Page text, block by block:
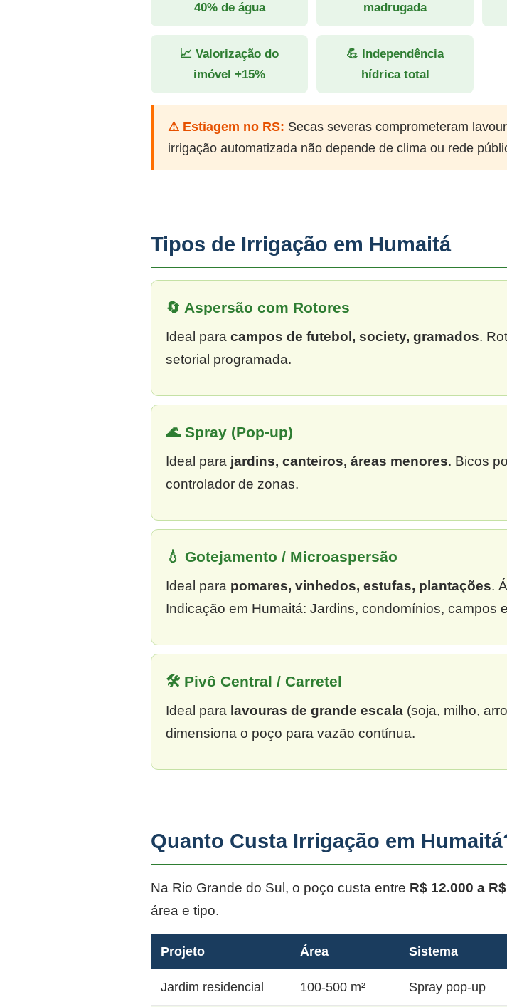
40% de água
madrugada
📈 Valorização do
imóvel +15%
💪 Independência
hídrica total
⚠ Estiagem no RS: Secas severas comprometeram
irrigação automatizada não depende de clima ou rede
Tipos de Irrigação em Humaitá
🔄 Aspersão com Rotores
Ideal para campos de futebol, society, gramados.
setorial programada.
🌊 Spray (Pop-up)
Ideal para jardins, canteiros, áreas menores. Bicos
controlador de zonas.
💧 Gotejamento / Microaspersão
Ideal para pomares, vinhedos, estufas, plantações.
Indicação em Humaitá: Jardins, condomínios, campos
🛠 Pivô Central / Carretel
Ideal para lavouras de grande escala (soja, milho,
dimensiona o poço para vazão contínua.
Quanto Custa Irrigação em
Na Rio Grande do Sul, o poço custa entre R$ 12.000 a
área e tipo.
Projeto Área Sistema
Jardim residencial 100-500 m² Spray pop-up